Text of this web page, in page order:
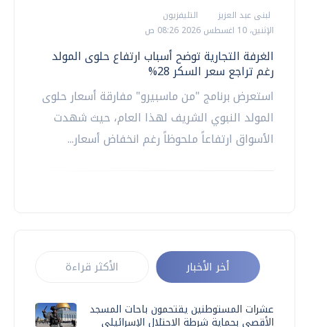
لبنى عبد العزيز
التليفزيون
الإثنين، 10 اغسطس 2026 08:26 ص
الغرفة التجارية توضح أسباب ارتفاع حلوى المولد
رغم تراجع سعر السكر 28%
استعرض برنامج "من ماسبيرو" مفارقة أسعار حلوى
المولد النبوي الشريف لهذا العام، حيث شهدت
الأسواق ارتفاعاً ملحوظاً رغم انخفاض أسعار...
أخر الأخبار الأكثر قراءة
عشرات المستوطنين يقتحمون باحات المسجد
الأقصى بحماية شرطة الاحتلال الإسرائيلي